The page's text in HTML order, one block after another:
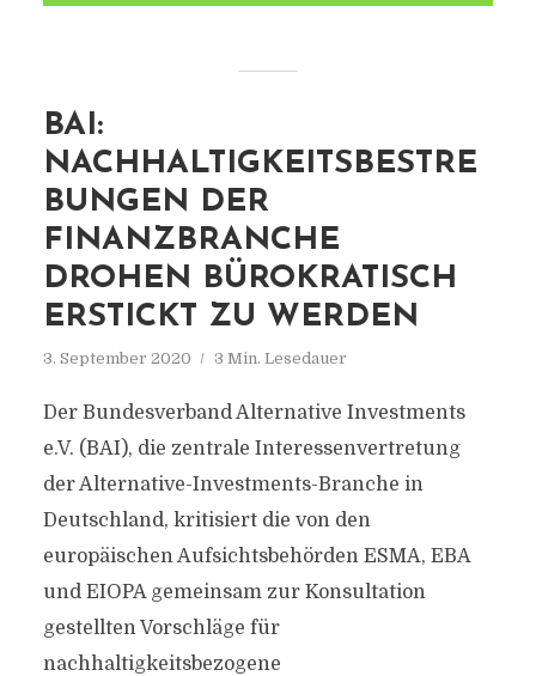
BAI:
NACHHALTIGKEITSBESTRE
BUNGEN DER
FINANZBRANCHE
DROHEN BÜROKRATISCH
ERSTICKT ZU WERDEN
3. September 2020 3 Min. Lesedauer
Der Bundesverband Alternative Investments
e.V. (BAI), die zentrale Interessenvertretung
der Alternative-Investments-Branche in
Deutschland, kritisiert die von den
europäischen Aufsichtsbehörden ESMA, EBA
und EIOPA gemeinsam zur Konsultation
gestellten Vorschläge für
nachhaltigkeitsbezogene